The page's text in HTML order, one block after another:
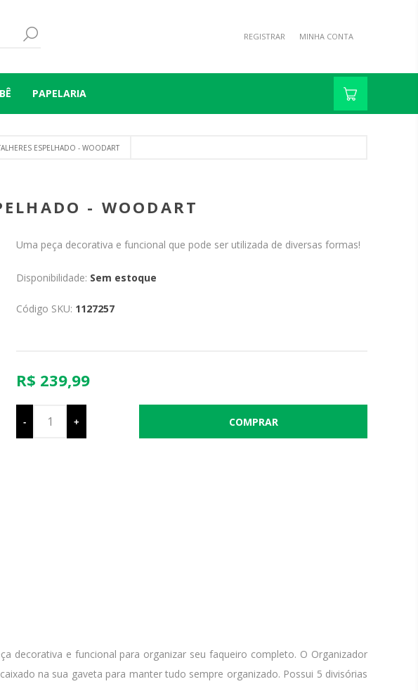
REGISTRAR MINHA CONTA
PAPELARIA
ESPELHADO - WOODART
- WOODART
Uma peça decorativa e funcional que pode ser utilizada de diversas formas!
Disponibilidade: Sem estoque
Código SKU: 1127257
R$ 239,99
- +
decorativa e funcional para organizar seu faqueiro completo. O Organizador
na sua gaveta para manter tudo sempre organizado. Possui 5 divisórias